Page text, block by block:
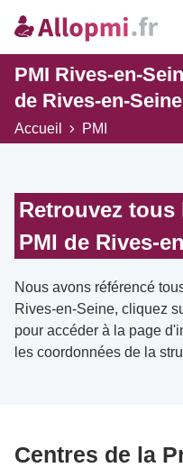
PMI Rives-en-
de Rives-en-
Accueil PMI
Retrouvez tous
PMI de Rives-
Nous avons référencé
Rives-en-Seine, cliquez
pour accéder à la page
les coordonnées de la
Centres de la